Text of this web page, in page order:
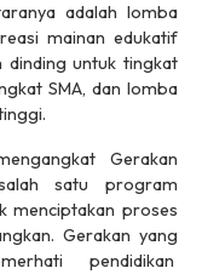
adalah lomba
mainan edukatif
dinding untuk tingkat
SMA, dan lomba
Gerakan
satu program
menciptakan proses
Gerakan yang
pendidikan